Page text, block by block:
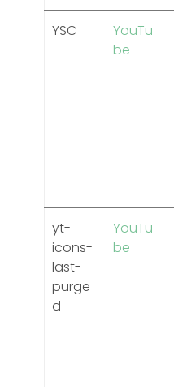
YSC
YouTu
be
yt-
icons-
last-
purge
d
YouTu
be